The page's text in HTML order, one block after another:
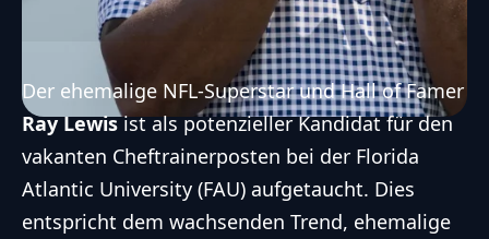
Der ehemalige NFL-Superstar und Hall of Famer
Ray Lewisist als potenzieller Kandidat für den
vakanten Cheftrainerposten bei der Florida
Atlantic University (FAU) aufgetaucht. Dies
entspricht dem wachsenden Trend, ehemalige